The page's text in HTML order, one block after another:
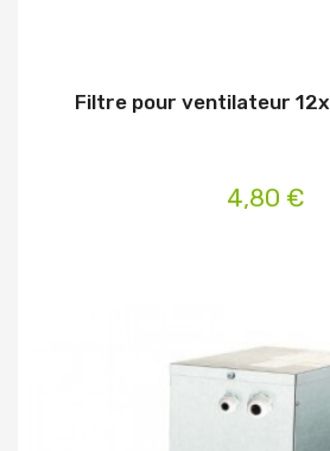
Filtre pour ventilateur
4,80 €